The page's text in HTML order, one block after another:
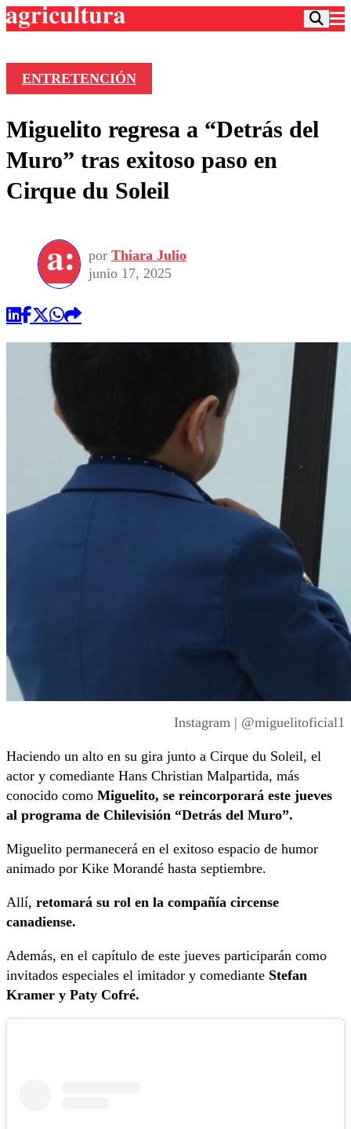
Frecuencias
Agricultura TV
Deportes
Colo Colo
Seleccion Chilena
Torneo Internacional
Universidad de Chile
Entretención
Economía
Internacional
Sustentabilidad
Publicaciones en medios
Opinión
ENTRETENCIÓN
Miguelito regresa a “Detrás del
Muro” tras exitoso paso en
Cirque du Soleil
por Thiara Julio
junio 17, 2025
Instagram | @miguelitoficial1
Haciendo un alto en su gira junto a Cirque du Soleil, el
actor y comediante Hans Christian Malpartida, más
conocido como Miguelito, se reincorporará este jueves
al programa de Chilevisión “Detrás del Muro”.
Miguelito permanecerá en el exitoso espacio de humor
animado por Kike Morandé hasta septiembre.
Allí, retomará su rol en la compañía circense
canadiense.
Además, en el capítulo de este jueves participarán como
invitados especiales el imitador y comediante Stefan
Kramer y Paty Cofré.